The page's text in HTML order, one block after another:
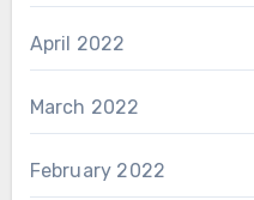
April 2022
March 2022
February 2022